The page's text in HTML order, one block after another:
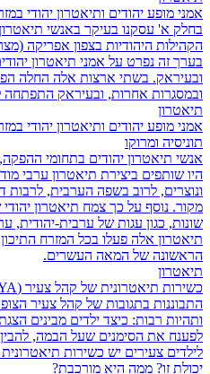
אמני מופע יהודים ותיאטרון יהודי
בחלק א' עסקנו בעיקר באנשי
הקהילות היהודיות בצפון אפריקה
בערך זה נפרט על אמני תיאטרון
ובעיראק. בשתי ארצות אלה החלה
ובמסגרות אחרות, ובעיראק התפתחה
תיאטרון
אמני מופע יהודים ותיאטרון יהודי
תוניסיה ומרוקו
אנשי תיאטרון יהודים בתחומי
היו שותפים ביצירת תיאטרון ערבי
ונוצרים, לרוב בשפה הערבית, לרבות
מקור. נוסף על כך צמח תיאטרון
שונות, כגון עגות של ערבית-יהודית,
הראשונה של המאה העשרים.
תיאטרון
כשירות תיאטרונית של קהל צעיר (TYA): איך ילדים מבינים תיאטרון
התבוננות בתגובות של קהל צעיר
ותהיות רבות: כיצד ילדים מבינים
לפענח את הסימנים שעל הבמה,
לילדים צעירים יש כשירות
יכולת זו? ממה היא מורכבת?